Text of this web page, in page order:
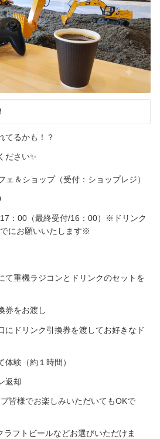
てるかも！？
ださい✨
ェ＆ショップ（受付：ショップレジ）
：00（最終受付/16：00）※ドリンク
にお願いいたします※
重機ラジコンとドリンクのセットを
券をお渡し
ドリンク引換券を渡してお好きなド
験（約１時間）
返却
皆様でお楽しみいただいてもOKで
ラフトビールなどお選びいただけま